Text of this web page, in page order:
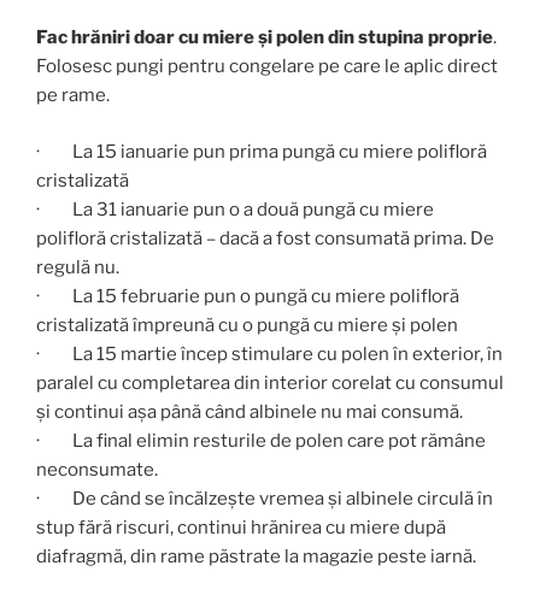
Fac hrăniri doar cu miere și polen din stupina proprie.
Folosesc pungi pentru congelare pe care le aplic direct
pe rame.
· La 15 ianuarie pun prima pungă cu miere polifloră
cristalizată
· La 31 ianuarie pun o a două pungă cu miere
polifloră cristalizată – dacă a fost consumată prima. De
regulă nu.
· La 15 februarie pun o pungă cu miere polifloră
cristalizată împreună cu o pungă cu miere și polen
· La 15 martie încep stimulare cu polen în exterior, în
paralel cu completarea din interior corelat cu consumul
și continui așa până când albinele nu mai consumă.
· La final elimin resturile de polen care pot rămâne
neconsumate.
· De când se încălzește vremea și albinele circulă în
stup fără riscuri, continui hrănirea cu miere după
diafragmă, din rame păstrate la magazie peste iarnă.